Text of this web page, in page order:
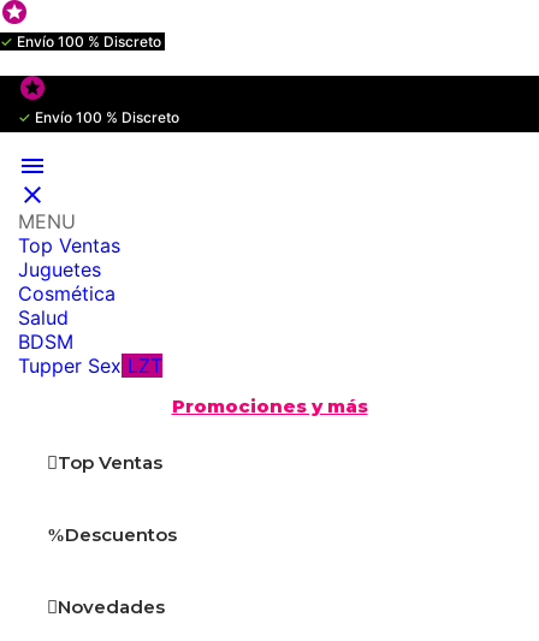

✓ Envío 100 % Discreto

✓ Envío 100 % Discreto


MENU
Top Ventas
Juguetes
Cosmética
Salud
BDSM
Tupper Sex LZT
Promociones y más
Top Ventas
Descuentos
Novedades